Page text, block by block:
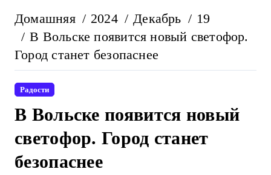
Домашняя 2024 Декабрь
19
В Вольске появится новый светофор.
Город станет безопаснее
Радости
В Вольске появится новый
светофор. Город станет
безопаснее